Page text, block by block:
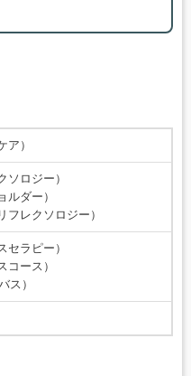
ア）
ソロジー）
ルダー）
フレクソロジー）
セラピー）
コース）
ス）